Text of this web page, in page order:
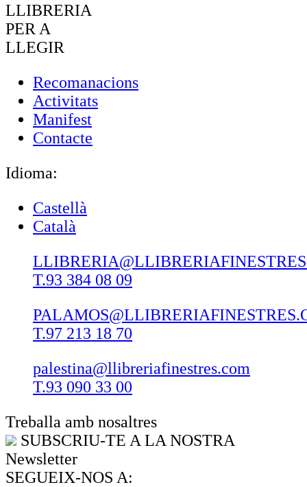
LLIBRERIA
PER A
LLEGIR
Recomanacions
Activitats
Manifest
Contacte
Idioma:
Castellà
Català
T.93 384 08 09
T.97 213 18 70
palestina@llibreriafinestres.com
T.93 090 33 00
Treballa amb nosaltres
SUBSCRIU-TE A LA NOSTRA
Newsletter
SEGUEIX-NOS A: